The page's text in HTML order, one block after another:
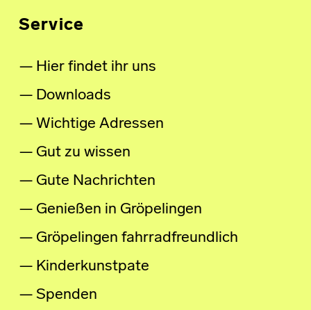
Service
Hier findet ihr uns
Downloads
Wichtige Adressen
Gut zu wissen
Gute Nachrichten
Genießen in Gröpelingen
Gröpelingen fahrradfreundlich
Kinderkunstpate
Spenden